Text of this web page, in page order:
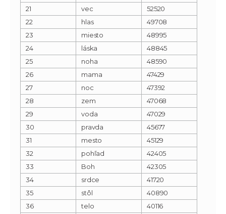
21
vec
52520
22
hlas
49708
23
miesto
48995
24
láska
48845
25
noha
48590
26
mama
47429
27
noc
47392
28
zem
47068
29
voda
47029
30
pravda
45677
31
mesto
45129
32
pohľad
42405
33
Boh
42305
34
srdce
41720
35
stôl
40890
36
telo
40116